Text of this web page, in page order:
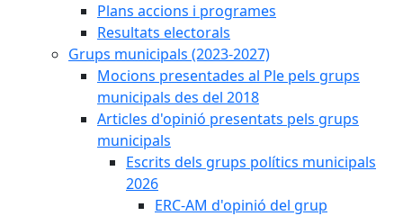
Plans accions i programes
Resultats electorals
Grups municipals (2023-2027)
Mocions presentades al Ple pels grups
municipals des del 2018
Articles d'opinió presentats pels grups
municipals
Escrits dels grups polítics municipals
2026
ERC-AM d'opinió del grup